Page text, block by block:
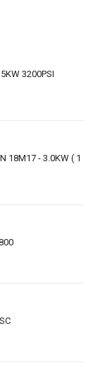
3200PSI
18M17 - 3.0KW ( 1